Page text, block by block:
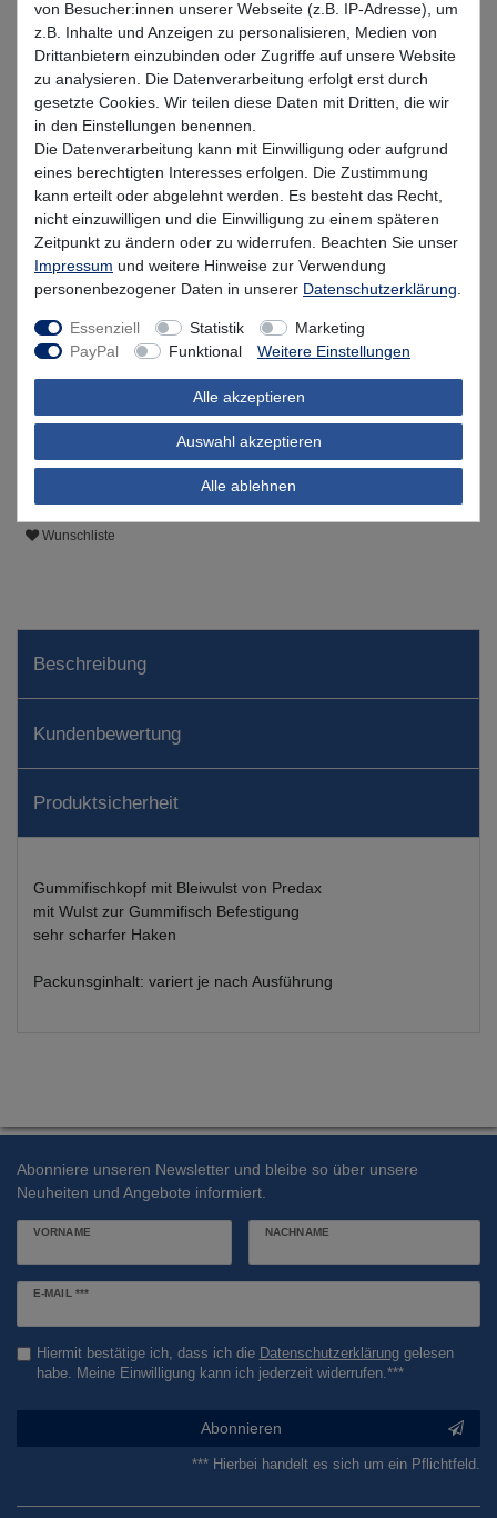
Gr. 2/0 / 14g / 4 Stück Gr. 3/0 / 14g / 4 Stück
Gr. 3/0 / 21g / 4 Stück Gr. 4/0 / 14g / 4 Stück
Gr. 4/0 / 21g / 4 Stück
4,99 EUR*
* inkl. MwSt. zzgl.
Informationen zur Berechnung des Liefertermins hier
Nur noch 4 Stück verfügbar
In den Warenkorb
Wunschliste
Beschreibung
Kundenbewertung
Produktsicherheit
Gummifischkopf mit Bleiwulst von Predax
mit Wulst zur Gummifisch Befestigung
sehr scharfer Haken
Packunsginhalt: variert je nach Ausführung
Abonniere unseren Newsletter und bleibe so über unsere
Neuheiten und Angebote informiert.
VORNAME NACHNAME
E-MAIL ***
Newsletter
Hiermit bestätige ich, dass ich die Daten­schutz­erklärunggelesen
habe. Meine Einwilligung kann ich jederzeit widerrufen.***
Abonnieren
*** Hierbei handelt es sich um ein Pflichtfeld.
von Besucher:innen unserer Webseite (z.B. IP-Adresse), um
z.B. Inhalte und Anzeigen zu personalisieren, Medien von
Drittanbietern einzubinden oder Zugriffe auf unsere Website
zu analysieren. Die Datenverarbeitung erfolgt erst durch
gesetzte Cookies. Wir teilen diese Daten mit Dritten, die wir
in den Einstellungen benennen.
Die Datenverarbeitung kann mit Einwilligung oder aufgrund
eines berechtigten Interesses erfolgen. Die Zustimmung
kann erteilt oder abgelehnt werden. Es besteht das Recht,
nicht einzuwilligen und die Einwilligung zu einem späteren
Zeitpunkt zu ändern oder zu widerrufen. Beachten Sie unser
Impressum und weitere Hinweise zur Verwendung
personenbezogener Daten in unserer Daten­schutz­erklärung
Essenziell Statistik
Marketing
PayPal
Funktional Weitere Einstellungen
Alle akzeptieren
Auswahl akzeptieren
Alle ablehnen